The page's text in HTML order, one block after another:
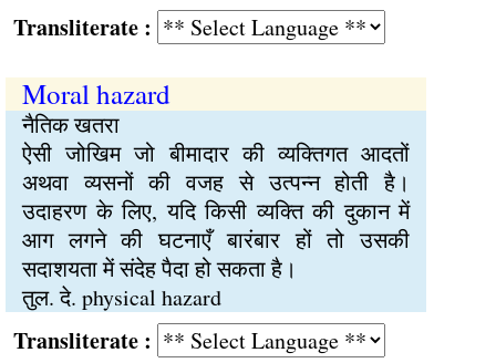
:
Moral hazard
नैतिक खतरा
ऐसी जोखिम जो बीमादार की व्यक्तिगत आदतों
अथवा व्यसनों की वजह से उत्पन्न होती है।
उदाहरण के लिए, यदि किसी व्यक्ति की दुकान में
आग लगने की घटनाएँ बारंबार हों तो उसकी
सदाशयता में संदेह पैदा हो सकता है।
तुल. दे. physical hazard
: